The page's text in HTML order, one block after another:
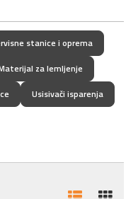
stanice i oprema
za lemljenje
Usisivači isparenja